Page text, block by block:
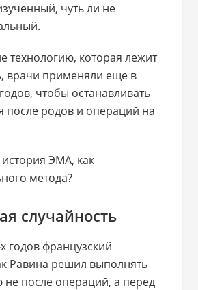
чуть ли не
технологию, которая лежит
врачи применяли еще в
чтобы останавливать
после родов и операций на
ЭМА, как
метода?
случайность
годов французский
Равина решил выполнять
после операций, а перед